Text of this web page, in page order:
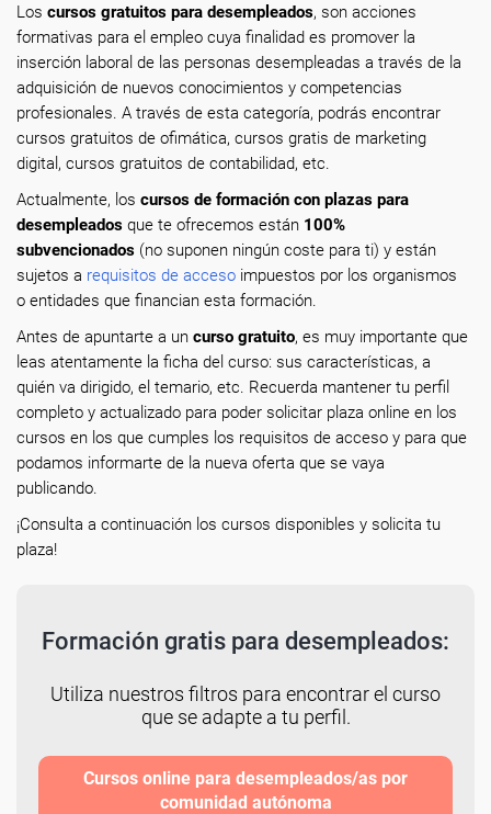
Los cursos gratuitos para desempleados, son acciones
formativas para el empleo cuya finalidad es promover la
inserción laboral de las personas desempleadas a través de la
adquisición de nuevos conocimientos y competencias
profesionales. A través de esta categoría, podrás encontrar
cursos gratuitos de ofimática, cursos gratis de marketing
digital, cursos gratuitos de contabilidad, etc.
Actualmente, los cursos de formación con plazas para
desempleados que te ofrecemos están 100%
subvencionados (no suponen ningún coste para ti) y están
sujetos a requisitos de acceso impuestos por los organismos
o entidades que financian esta formación.
Antes de apuntarte a un curso gratuito, es muy importante que
leas atentamente la ficha del curso: sus características, a
quién va dirigido, el temario, etc. Recuerda mantener tu perfil
completo y actualizado para poder solicitar plaza online en los
cursos en los que cumples los requisitos de acceso y para que
podamos informarte de la nueva oferta que se vaya
publicando.
¡Consulta a continuación los cursos disponibles y solicita tu
plaza!
Formación gratis para desempleados:
Utiliza nuestros filtros para encontrar el curso
que se adapte a tu perfil.
Cursos online para desempleados/as por
comunidad autónoma